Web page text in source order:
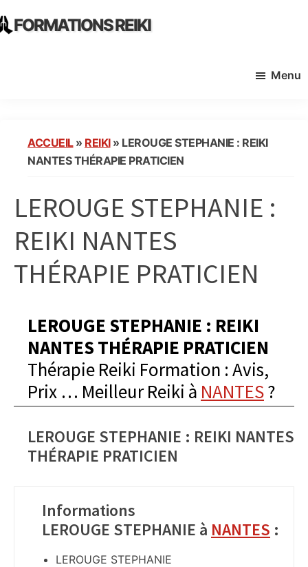
to
to FORMATIONS REIKI
France
Menu
ACCUEIL» REIKI» LEROUGE STEPHANIE : REIKI
NANTES THÉRAPIE PRATICIEN
LEROUGE STEPHANIE :
REIKI NANTES
THÉRAPIE PRATICIEN
LEROUGE STEPHANIE : REIKI
NANTES THÉRAPIE PRATICIEN
Thérapie Reiki Formation : Avis,
Prix … Meilleur Reiki à NANTES?
LEROUGE STEPHANIE : REIKI NANTES
THÉRAPIE PRATICIEN
Informations
LEROUGE STEPHANIE à NANTES :
LEROUGE STEPHANIE